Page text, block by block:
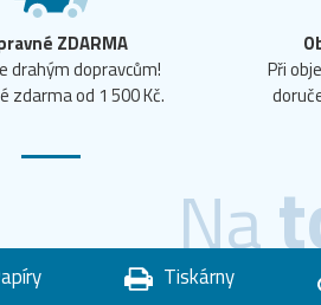
ZDARMA
drahým dopravcům!
zdarma od 1 500 Kč.
Při
Na
Tiskárny